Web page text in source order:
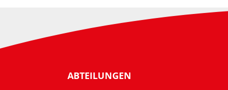
ABTEILUNGEN